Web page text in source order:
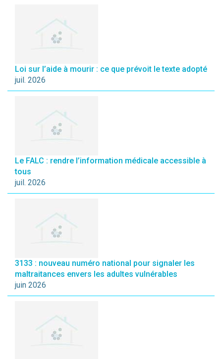
Loi sur l’aide à mourir : ce que prévoit le texte adopté
juil. 2026
Le FALC : rendre l’information médicale accessible à
tous
juil. 2026
3133 : nouveau numéro national pour signaler les
maltraitances envers les adultes vulnérables
juin 2026